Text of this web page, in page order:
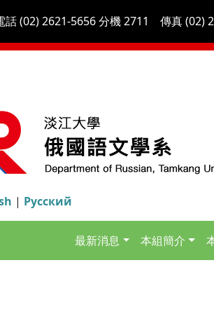
話 (02) 2621-5656 分機 2711 傳真 (02)
| Русский
最新消息 本組簡介